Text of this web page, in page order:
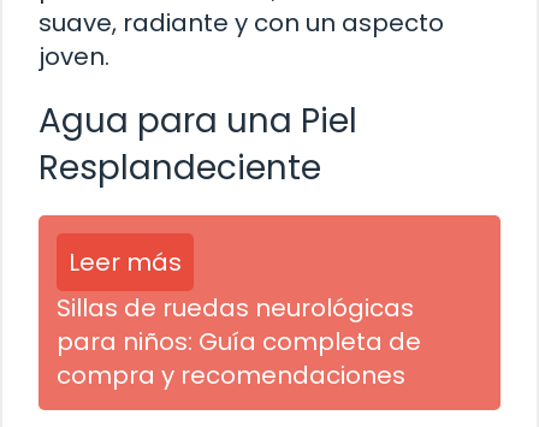
suave, radiante y con un aspecto
joven.
Agua para una Piel
Resplandeciente
Leer más
Sillas de ruedas neurológicas
para niños: Guía completa de
compra y recomendaciones